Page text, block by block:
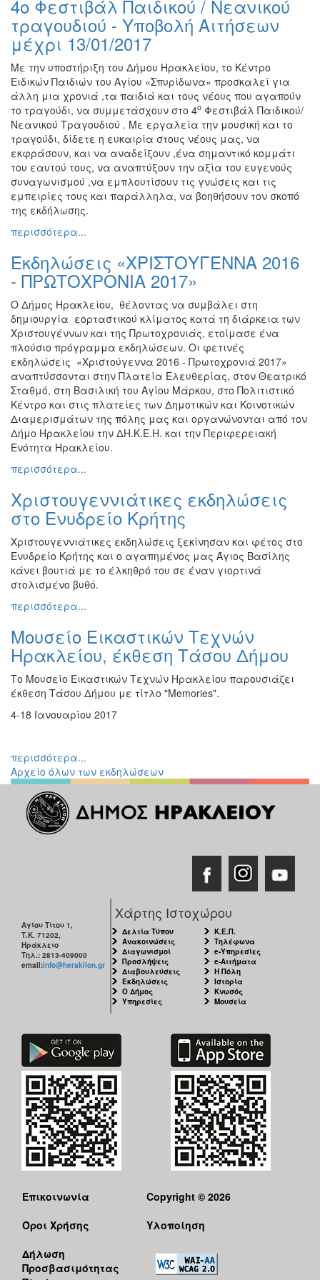
Ζωγραφική
Φωτογραφία
Τραγούδι
Μουσική
Κινηματογράφος
Χορός
Θέατρο
Παζάρι
Ειδών
Συνέδρια
Ημερίδες
-
Σεμινάρια-
Διαλέξεις-
Ομιλίες
Διάφορες
Εκθέσεις
Εκδηλώσεις
για
Παιδιά
Άλλες
Εκδηλώσεις
ΤΟΠΟΣ
ΜΑΣ
ΔΗΜΟΣ
ΠΟΛΙΤΙΣΜΟΣ
ΠΟΛΗ
4ο Φεστιβάλ Παιδικού / Νεανικού
τραγουδιού - Υποβολή Αιτήσεων
μέχρι 13/01/2017
Με την υποστήριξη του Δήμου Ηρακλείου, το Κέντρο
Ειδικών Παιδιών του Αγίου «Σπυρίδωνα» προσκαλεί για
άλλη μια χρονιά ,τα παιδιά και τους νέους που αγαπούν
το τραγούδι, να συμμετάσχουν στο 4ο Φεστιβάλ Παιδικού/
Νεανικού Τραγουδιού . Με εργαλεία την μουσική και το
τραγούδι, δίδετε η ευκαιρία στους νέους μας, να
εκφράσουν, και να αναδείξουν ,ένα σημαντικό κομμάτι
του εαυτού τους, να αναπτύξουν την αξία του ευγενούς
συναγωνισμού ,να εμπλουτίσουν τις γνώσεις και τις
εμπειρίες τους και παράλληλα, να βοηθήσουν τον σκοπό
της εκδήλωσης.
περισσότερα...
Εκδηλώσεις «ΧΡΙΣΤΟΥΓΕΝΝΑ 2016
- ΠΡΩΤΟΧΡΟΝΙΑ 2017»
Ο Δήμος Ηρακλείου, θέλοντας να συμβάλει στη
δημιουργία εορταστικού κλίματος κατά τη διάρκεια των
Χριστουγέννων και της Πρωτοχρονιάς, ετοίμασε ένα
πλούσιο πρόγραμμα εκδηλώσεων. Οι φετινές
εκδηλώσεις «Χριστούγεννα 2016 - Πρωτοχρονιά 2017»
αναπτύσσονται στην Πλατεία Ελευθερίας, στον Θεατρικό
Σταθμό, στη Βασιλική του Αγίου Μάρκου, στο Πολιτιστικό
Κέντρο και στις πλατείες των Δημοτικών και Κοινοτικών
Διαμερισμάτων της πόλης μας και οργανώνονται από τον
Δήμο Ηρακλείου την ΔΗ.Κ.Ε.Η. και την Περιφερειακή
Ενότητα Ηρακλείου.
περισσότερα...
Χριστουγεννιάτικες εκδηλώσεις
στο Ενυδρείο Κρήτης
Χριστουγεννιάτικες εκδηλώσεις ξεκίνησαν και φέτος στο
Ενυδρείο Κρήτης και ο αγαπημένος μας Άγιος Βασίλης
κάνει βουτιά με το έλκηθρό του σε έναν γιορτινά
στολισμένο βυθό.
περισσότερα...
Μουσείο Εικαστικών Τεχνών
Ηρακλείου, έκθεση Τάσου Δήμου
Το Μουσείο Εικαστικών Τεχνών Ηρακλείου παρουσιάζει
έκθεση Τάσου Δήμου με τίτλο "Memories".
4-18 Ιανουαρίου 2017
περισσότερα...
Αρχείο όλων των εκδηλώσεων
Αγίου Τίτου 1,
Τ.Κ. 71202,
Ηράκλειο
Τηλ.: 2813-409000
email:info@heraklion.gr
Χάρτης Ιστοχώρου
Δελτία Τύπου
Ανακοινώσεις
Διαγωνισμοί
Προσλήψεις
Διαβουλεύσεις
Εκδηλώσεις
Ο Δήμος
Υπηρεσίες
Κ.Ε.Π.
Τηλέφωνα
e-Υπηρεσίες
e-Αιτήματα
Η Πόλη
Ιστορία
Κνωσός
Μουσεία
Επικοινωνία
Όροι Χρήσης
Δήλωση
Προσβασιμότητας
Copyright © 2026
Υλοποίηση